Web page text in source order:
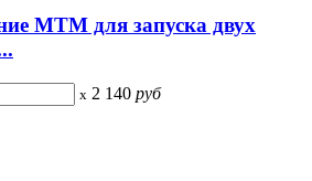
MTM для запуска двух
x 2 140 руб